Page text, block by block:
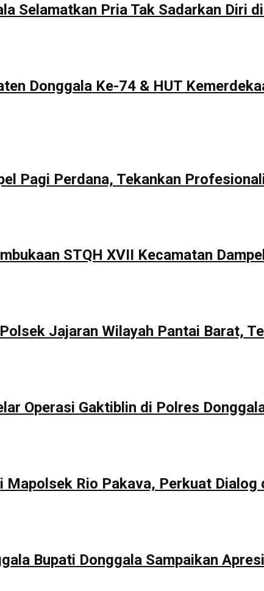
Selamatkan Pria Tak Sadarkan Diri
Donggala Ke-74 & HUT
Pagi Perdana, Tekankan
STQH XVII Kecamatan
Jajaran Wilayah Pantai Barat,
Operasi Gaktiblin di Polres
Mapolsek Rio Pakava, Perkuat
Bupati Donggala Sampaikan